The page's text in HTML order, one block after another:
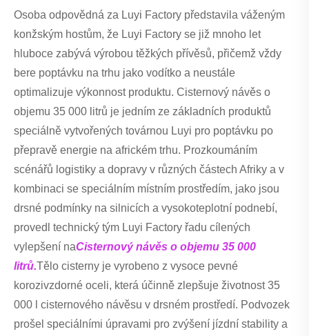
Osoba odpovědná za Luyi Factory představila váženým
konžským hostům, že Luyi Factory se již mnoho let
hluboce zabývá výrobou těžkých přívěsů, přičemž vždy
bere poptávku na trhu jako vodítko a neustále
optimalizuje výkonnost produktu. Cisternový návěs o
objemu 35 000 litrů je jedním ze základních produktů
speciálně vytvořených továrnou Luyi pro poptávku po
přepravě energie na africkém trhu. Prozkoumáním
scénářů logistiky a dopravy v různých částech Afriky a v
kombinaci se speciálním místním prostředím, jako jsou
drsné podmínky na silnicích a vysokoteplotní podnebí,
provedl technický tým Luyi Factory řadu cílených
vylepšení naCisternový návěs o objemu 35 000
litrů.Tělo cisterny je vyrobeno z vysoce pevné
korozivzdorné oceli, která účinně zlepšuje životnost 35
000 l cisternového návěsu v drsném prostředí. Podvozek
prošel speciálními úpravami pro zvýšení jízdní stability a